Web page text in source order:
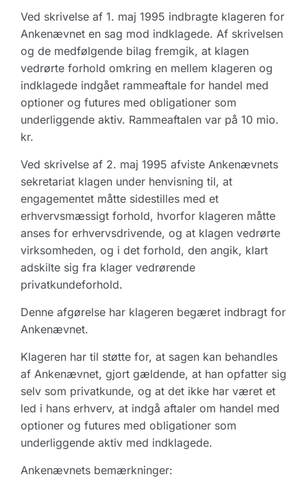
Ved skrivelse af 1. maj 1995 indbragte klageren for
Ankenævnet en sag mod indklagede. Af skrivelsen
og de medfølgende bilag fremgik, at klagen
vedrørte forhold omkring en mellem klageren og
indklagede indgået rammeaftale for handel med
optioner og futures med obligationer som
underliggende aktiv. Rammeaftalen var på 10 mio.
kr.
Ved skrivelse af 2. maj 1995 afviste Ankenævnets
sekretariat klagen under henvisning til, at
engagementet måtte sidestilles med et
erhvervsmæssigt forhold, hvorfor klageren måtte
anses for erhvervsdrivende, og at klagen vedrørte
virksomheden, og i det forhold, den angik, klart
adskilte sig fra klager vedrørende
privatkundeforhold.
Denne afgørelse har klageren begæret indbragt for
Ankenævnet.
Klageren har til støtte for, at sagen kan behandles
af Ankenævnet, gjort gældende, at han opfatter sig
selv som privatkunde, og at det ikke har været et
led i hans erhverv, at indgå aftaler om handel med
optioner og futures med obligationer som
underliggende aktiv med indklagede.
Ankenævnets bemærkninger: